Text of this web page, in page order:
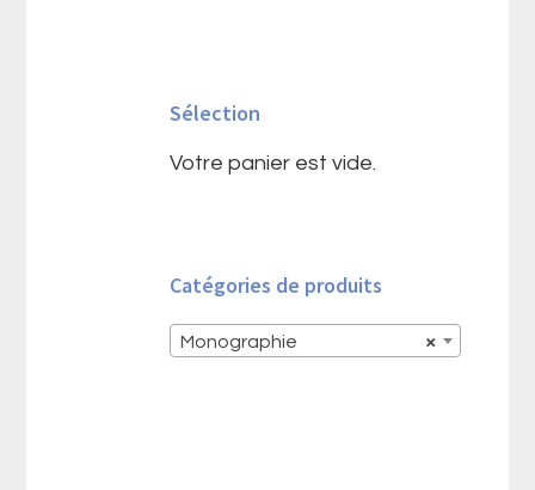
principale
Sélection
Votre panier est vide.
Catégories de produits
×
Monographie